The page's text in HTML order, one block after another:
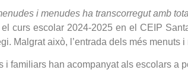
i menudes ha transcorregut amb
curs escolar 2024-2025 en el CEIP
Malgrat això, l’entrada dels més
i familiars han acompanyat als escolars a